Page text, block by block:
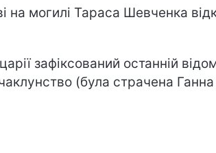
на могилі Тараса Шевченка
зафіксований останній
(була страчена Ганна